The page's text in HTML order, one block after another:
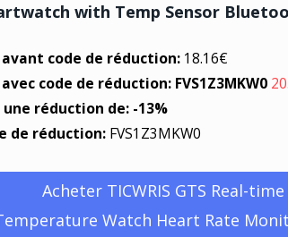
with Temp Sensor
avant code de réduction: 18.16€
code de réduction: FVS1Z3MKW0
une réduction de: -13%
de réduction: FVS1Z3MKW0
Acheter TICWRIS GTS Real-
Watch Heart Rate